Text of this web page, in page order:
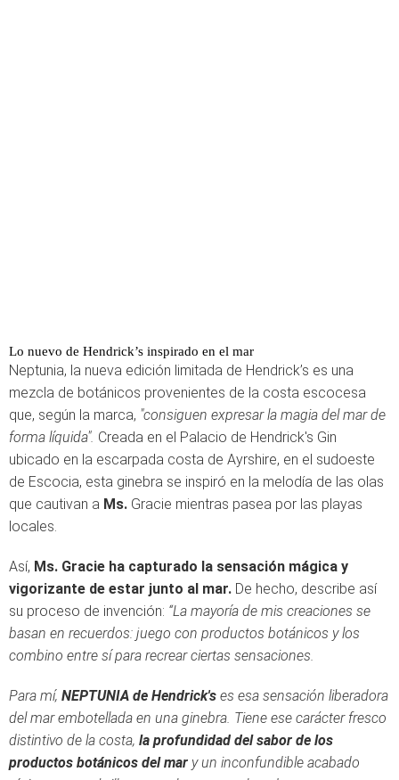
Lo nuevo de Hendrick’s inspirado en el mar
Neptunia, la nueva edición limitada de Hendrick’s es una
mezcla de botánicos provenientes de la costa escocesa
que, según la marca, "consiguen expresar la magia del mar de
forma líquida". Creada en el Palacio de Hendrick's Gin
ubicado en la escarpada costa de Ayrshire, en el sudoeste
de Escocia, esta ginebra se inspiró en la melodía de las olas
que cautivan a Ms. Gracie mientras pasea por las playas
locales.
Así, Ms. Gracie ha capturado la sensación mágica y
vigorizante de estar junto al mar. De hecho, describe así
su proceso de invención: “La mayoría de mis creaciones se
basan en recuerdos: juego con productos botánicos y los
combino entre sí para recrear ciertas sensaciones.
Para mí, NEPTUNIA de Hendrick's es esa sensación liberadora
del mar embotellada en una ginebra. Tiene ese carácter fresco
distintivo de la costa, la profundidad del sabor de los
productos botánicos del mar y un inconfundible acabado